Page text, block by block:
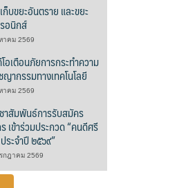
ก็บขยะอันตราย และขยะ
อนิกส์
าคม 2569
อเตือนภัยการกระทำความ
ากรรมทางเทคโนโลยี
าคม 2569
าสัมพันธ์การรับสมัคร
เข้าร่วมประกวด “คนดีศรี
ระจำปี ๒๕๖๙”
กฎาคม 2569